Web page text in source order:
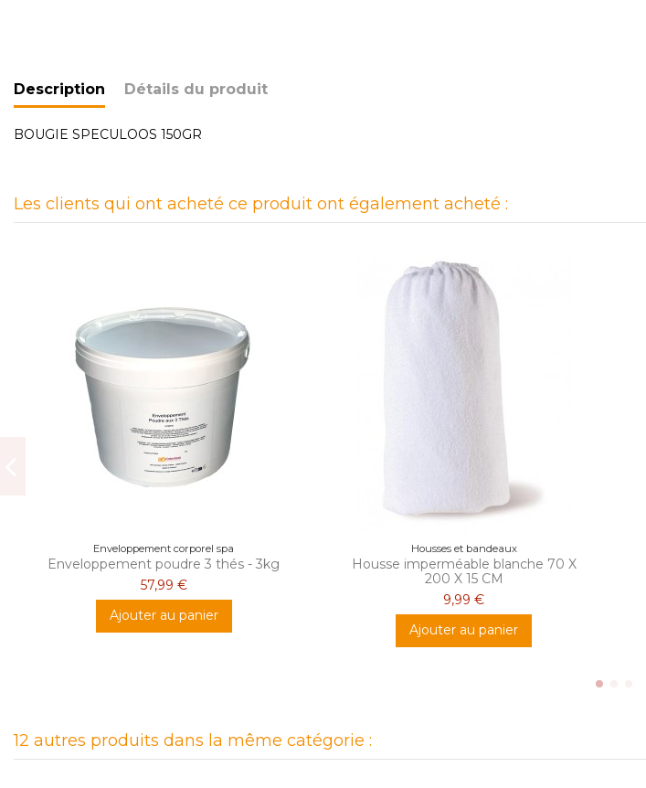
Description Détails du produit
BOUGIE SPECULOOS 150GR
Les clients qui ont acheté ce produit ont également acheté :
Enveloppement corporel spa
Enveloppement poudre 3 thés - 3kg
57,99 €
Ajouter au panier
Housses et bandeaux
Housse imperméable blanche 70 X
200 X 15 CM
9,99 €
Ajouter au panier
12 autres produits dans la même catégorie :